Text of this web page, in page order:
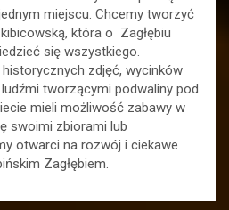
miejscu. Chcemy tworzyć
która o Zagłębiu
się wszystkiego.
zdjęć, wycinków
tworzącymi podwaliny pod
mieli możliwość zabawy w
swoimi zbiorami lub
otwarci na rozwój i ciekawe
Zagłębiem.